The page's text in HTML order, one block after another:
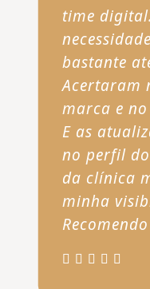
time
bastante
Acertaram
marca e
E as
no perfil do
da clínica
minha